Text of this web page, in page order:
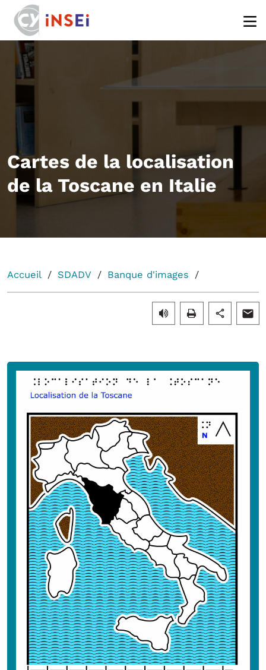
Cartes de la localisation
de la Toscane en Italie
Accueil SDADV Banque d'images